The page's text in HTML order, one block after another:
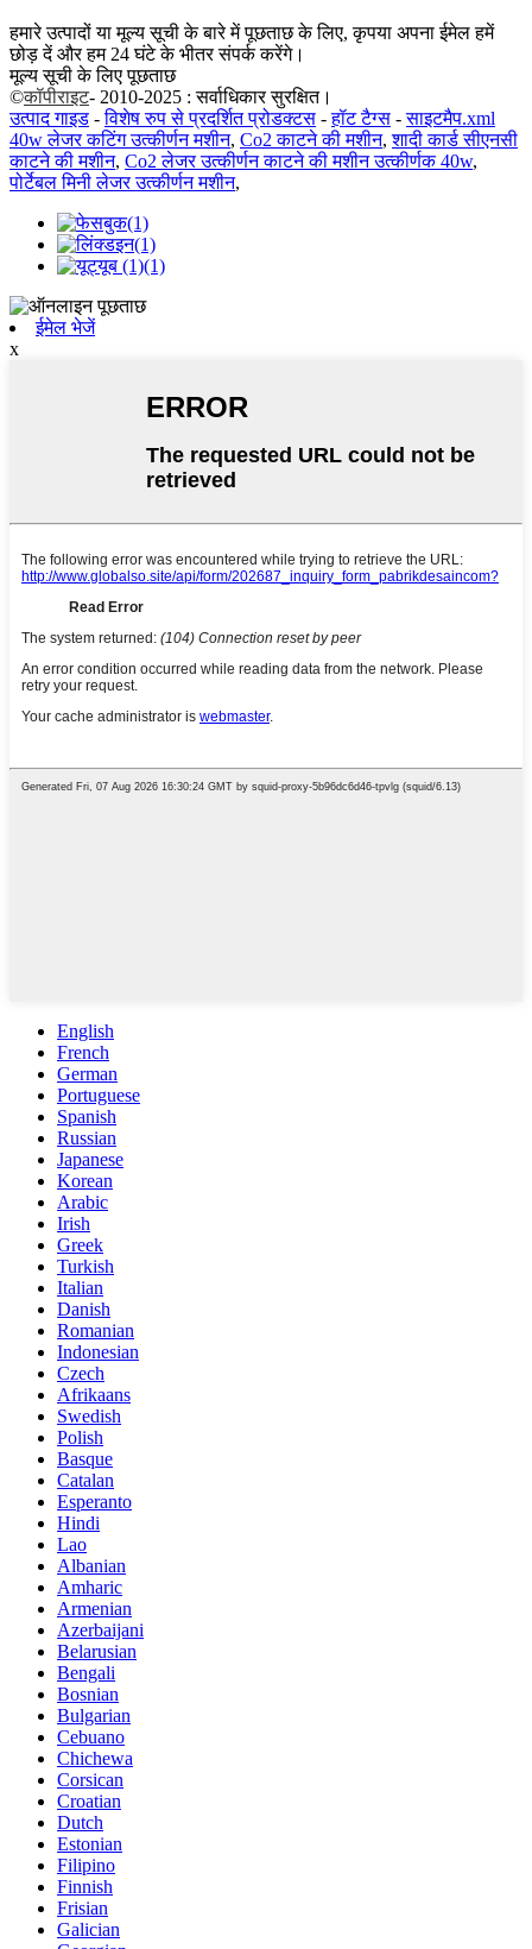
हमारे उत्पादों या मूल्य सूची के बारे में पूछताछ के लिए, कृपया अपना ईमेल हमें
छोड़ दें और हम 24 घंटे के भीतर संपर्क करेंगे।
मूल्य सूची के लिए पूछताछ
©कॉपीराइट- 2010-2025 : सर्वाधिकार सुरक्षित।
उत्पाद गाइड -विशेष रुप से प्रदर्शित प्रोडक्टस -हॉट टैग्स -साइटमैप.xml
40w लेजर कटिंग उत्कीर्णन मशीन, Co2 काटने की मशीन,शादी कार्ड सीएनसी
काटने की मशीन, Co2 लेजर उत्कीर्णन काटने की मशीन उत्कीर्णक 40w,
पोर्टेबल मिनी लेजर उत्कीर्णन मशीन,
ईमेल भेजें
x
English
French
German
Portuguese
Spanish
Russian
Japanese
Korean
Arabic
Irish
Greek
Turkish
Italian
Danish
Romanian
Indonesian
Czech
Afrikaans
Swedish
Polish
Basque
Catalan
Esperanto
Hindi
Lao
Albanian
Amharic
Armenian
Azerbaijani
Belarusian
Bengali
Bosnian
Bulgarian
Cebuano
Chichewa
Corsican
Croatian
Dutch
Estonian
Filipino
Finnish
Frisian
Galician